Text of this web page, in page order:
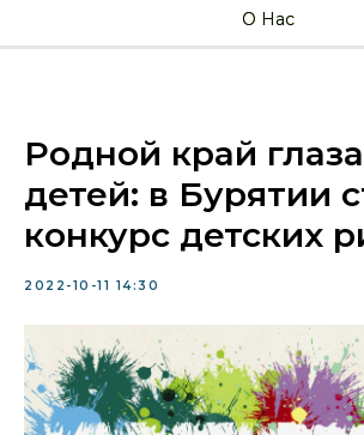
О Нас
О Нас
Родной край
детей: в Бурятии
конкурс детских
2022-10-11 14:30